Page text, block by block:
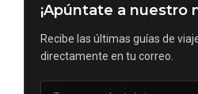
¡Apúntate a nuestro
Recibe las últimas guías de
directamente en tu correo.